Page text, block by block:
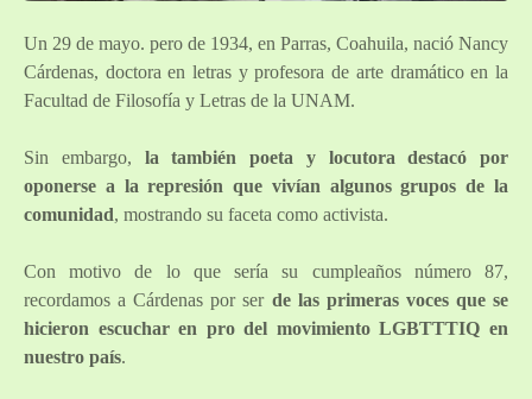
Un 29 de mayo. pero de 1934, en Parras, Coahuila, nació Nancy
Cárdenas, doctora en letras y profesora de arte dramático en la
Facultad de Filosofía y Letras de la UNAM.
Sin embargo, la también poeta y locutora destacó por
oponerse a la represión que vivían algunos grupos de la
comunidad, mostrando su faceta como activista.
Con motivo de lo que sería su cumpleaños número 87,
recordamos a Cárdenas por ser de las primeras voces que se
hicieron escuchar en pro del movimiento LGBTTTIQ en
nuestro país.